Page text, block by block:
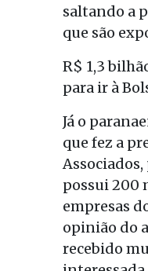
saltando a
que são
R$ 1,3
para ir à
Já o
que fez a
possui 200
empresas
opinião do
recebido